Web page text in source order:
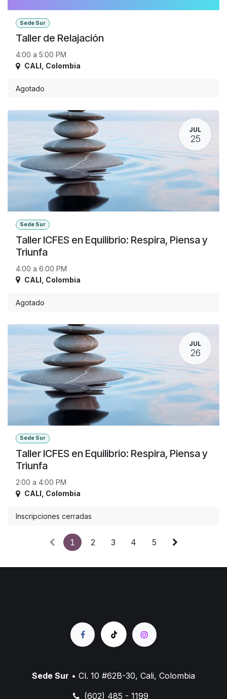
Sede Sur
Taller de Relajación
4:00 a 5:00 PM
CALI, Colombia
Agotado
JUL
25
Sede Sur
Taller ICFES en Equilibrio: Respira, Piensa y
Triunfa
4:00 a 6:00 PM
CALI Colombia
Agotado
JUL
26
Sede Sur
Taller ICFES en Equilibrio: Respira, Piensa y
Triunfa
2:00 a 4:00 PM
CALI Colombia
Inscripciones cerradas
1 2 3 4 5
Sede Sur • Cl. 10 #62B-30, Cali, Colombia
(602) 485 - 1199